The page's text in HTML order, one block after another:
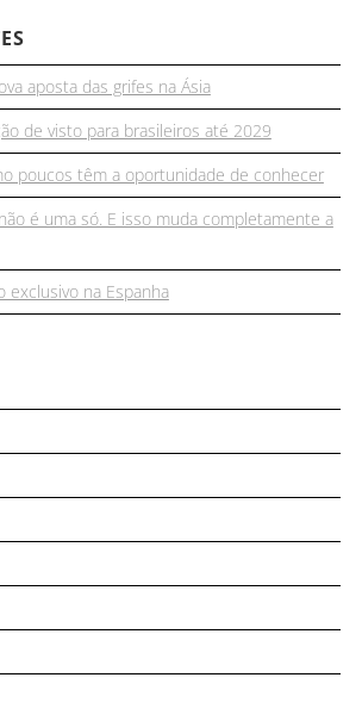
aposta das grifes na Ásia
de visto para brasileiros até 2029
poucos têm a oportunidade de conhecer
é uma só. E isso muda completamente a
exclusivo na Espanha